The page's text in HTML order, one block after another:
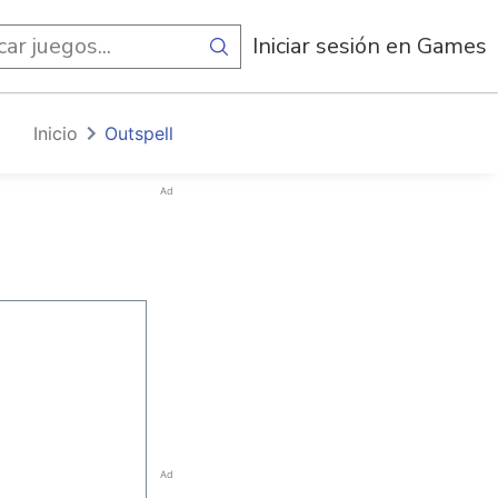
Iniciar sesión en Games
Inicio Outspell
Ad
Ad